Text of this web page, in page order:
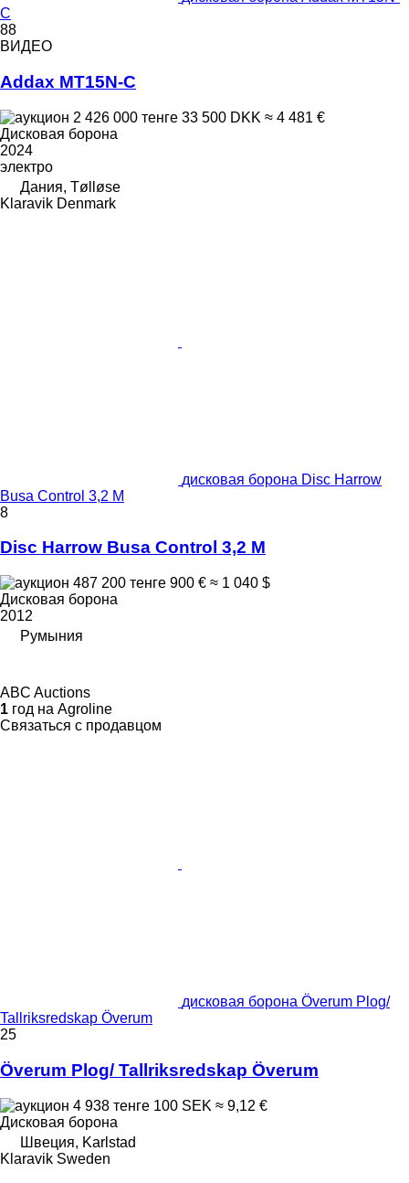
C
88
ВИДЕО
Addax MT15N-C
2 426 000 тенге 33 500 DKK ≈ 4 481 €
Дисковая борона
2024
электро
Дания, Tølløse
Klaravik Denmark
дисковая борона Disc Harrow
Busa Control 3,2 M
8
Disc Harrow Busa Control 3,2 M
487 200 тенге 900 € ≈ 1 040 $
Дисковая борона
2012
Румыния
ABC Auctions
1 год на Agroline
Связаться с продавцом
дисковая борона Överum Plog/
Tallriksredskap Överum
25
Överum Plog/ Tallriksredskap Överum
4 938 тенге 100 SEK ≈ 9,12 €
Дисковая борона
Швеция, Karlstad
Klaravik Sweden